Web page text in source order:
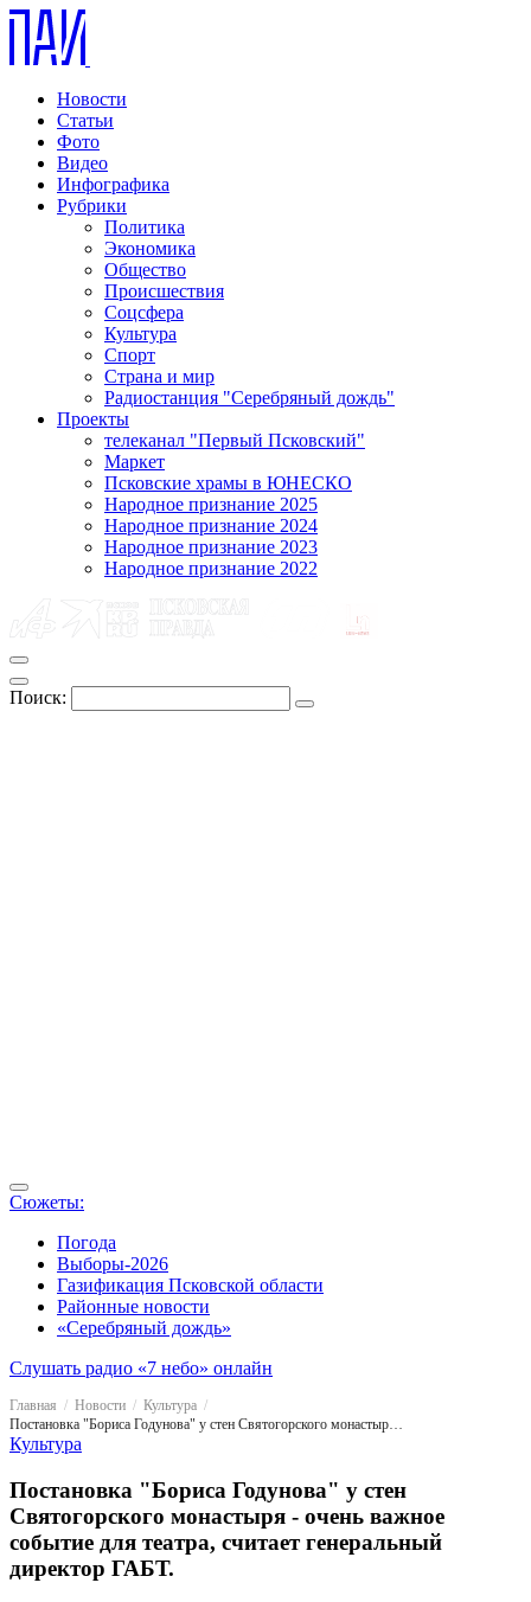
Новости
Статьи
Фото
Видео
Инфографика
Рубрики
Политика
Экономика
Общество
Происшествия
Соцсфера
Культура
Спорт
Страна и мир
Радиостанция "Серебряный дождь"
Проекты
телеканал "Первый Псковский"
Маркет
Псковские храмы в ЮНЕСКО
Народное признание 2025
Народное признание 2024
Народное признание 2023
Народное признание 2022
Поиск:
Сюжеты:
Погода
Выборы-2026
Газификация Псковской области
Районные новости
«Серебряный дождь»
Слушать радио «7 небо» онлайн
Главная Новости
Культура
Постановка "Бориса Годунова" у стен Святогорского монастыря - очень важное событие для театра, считает генеральный директор ГАБТ.
Культура
Постановка "Бориса Годунова" у стен
Святогорского монастыря - очень важное
событие для театра, считает генеральный
директор ГАБТ.